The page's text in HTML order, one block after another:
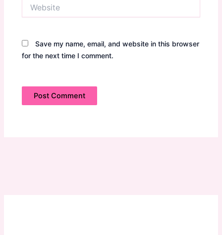
Save my name, email, and website in this browser
for the next time I comment.